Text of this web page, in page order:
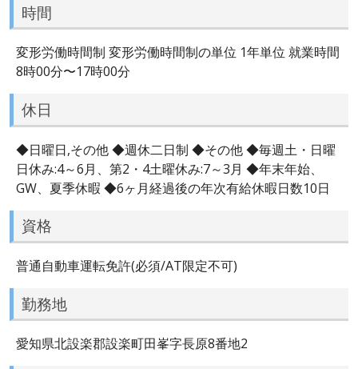
時間
変形労働時間制 変形労働時間制の単位 1年単位 就業時間
8時00分〜17時00分
休日
◆日曜日,その他 ◆週休二日制 ◆その他 ◆毎週土・日曜
日休み:4～6月、第2・4土曜休み:7～3月 ◆年末年始、
GW、夏季休暇 ◆6ヶ月経過後の年次有給休暇日数10日
資格
普通自動車運転免許(必須/AT限定不可)
勤務地
愛知県北設楽郡設楽町田峯字長原8番地2